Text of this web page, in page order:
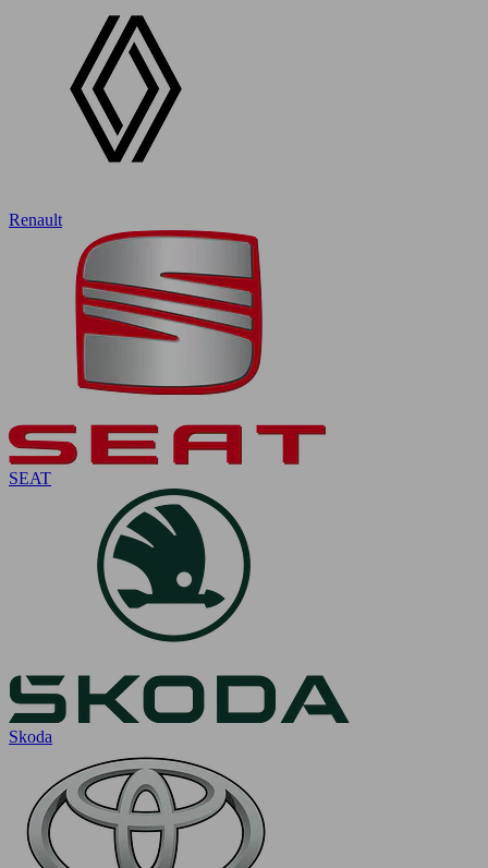
Renault
SEAT
Skoda